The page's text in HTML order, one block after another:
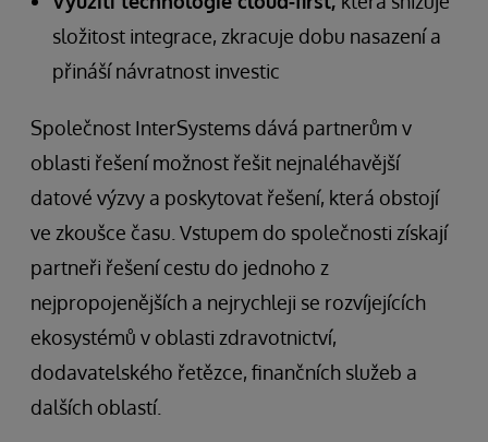
složitost integrace, zkracuje dobu nasazení a
přináší návratnost investic
Společnost InterSystems dává partnerům v
oblasti řešení možnost řešit nejnaléhavější
datové výzvy a poskytovat řešení, která obstojí
ve zkoušce času. Vstupem do společnosti získají
partneři řešení cestu do jednoho z
nejpropojenějších a nejrychleji se rozvíjejících
ekosystémů v oblasti zdravotnictví,
dodavatelského řetězce, finančních služeb a
dalších oblastí.